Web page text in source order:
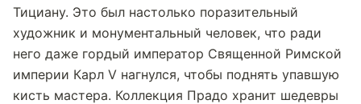
Тициану. Это был настолько поразительный
художник и монументальный человек, что ради
него даже гордый император Священной Римской
империи Карл V нагнулся, чтобы поднять упавшую
кисть мастера. Коллекция Прадо хранит шедевры